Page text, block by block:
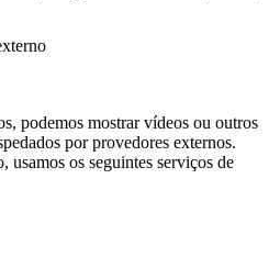
podemos mostrar vídeos ou outros
por provedores externos.
usamos os seguintes serviços de